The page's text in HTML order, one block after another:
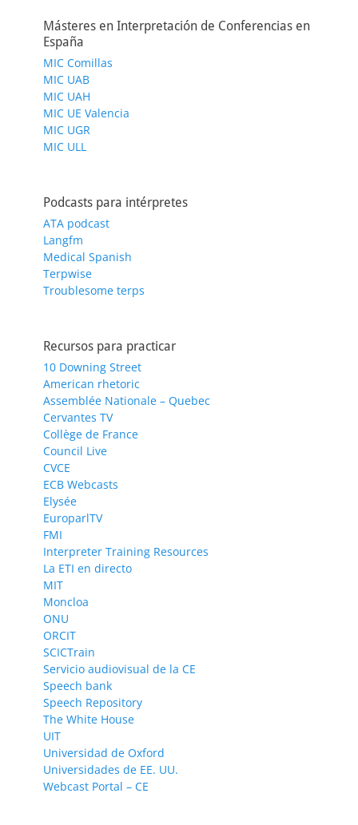
Másteres en Interpretación de Conferencias en
España
MIC Comillas
MIC UAB
MIC UAH
MIC UE Valencia
MIC UGR
MIC ULL
Podcasts para intérpretes
ATA podcast
Langfm
Medical Spanish
Terpwise
Troublesome terps
Recursos para practicar
10 Downing Street
American rhetoric
Assemblée Nationale – Quebec
Cervantes TV
Collège de France
Council Live
CVCE
ECB Webcasts
Elysée
EuroparlTV
FMI
Interpreter Training Resources
La ETI en directo
MIT
Moncloa
ONU
ORCIT
SCICTrain
Servicio audiovisual de la CE
Speech bank
Speech Repository
The White House
UIT
Universidad de Oxford
Universidades de EE. UU.
Webcast Portal – CE